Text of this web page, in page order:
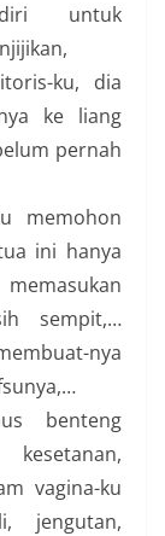
untuk
ku, dia
ke liang
pernah
memohon
ini hanya
sempit,…
nya
benteng
vagina-ku
jengutan,